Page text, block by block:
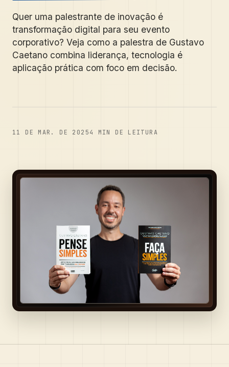
Quer uma palestrante de inovação é
transformação digital para seu evento
corporativo? Veja como a palestra de Gustavo
Caetano combina liderança, tecnologia é
aplicação prática com foco em decisão.
11 DE MAR. DE 2025 4 MIN DE LEITURA